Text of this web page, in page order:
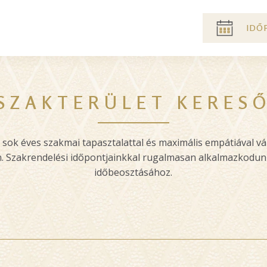
Pre
header
éves szakmai tapasztalattal és maximális empátiával
Szakrendelési időpontjainkkal rugalmasan
időbeosztásához.